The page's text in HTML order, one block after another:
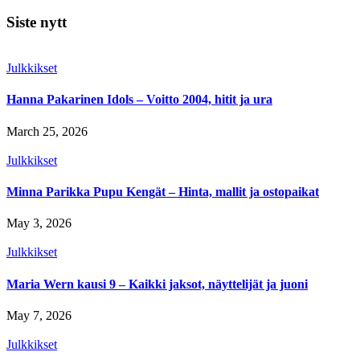
Siste nytt
Julkkikset
Hanna Pakarinen Idols – Voitto 2004, hitit ja ura
March 25, 2026
Julkkikset
Minna Parikka Pupu Kengät – Hinta, mallit ja ostopaikat
May 3, 2026
Julkkikset
Maria Wern kausi 9 – Kaikki jaksot, näyttelijät ja juoni
May 7, 2026
Julkkikset